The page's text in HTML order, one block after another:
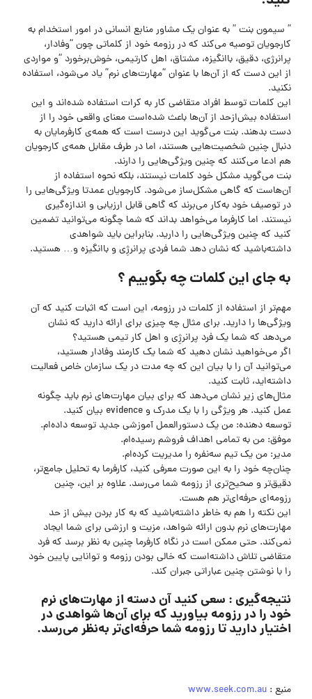
” سیمون بنت ” به عنوان یک مشاور منابع انسانی در امور استخدام به
کارجویان توصیه می‌کند که در رزومه خود از کلماتی چون “وفادار،
پرانرژی، دقیق، باانگیزه، مشتاق، اهل کارتیمی، خوش‌برخورد “و مواردی
از این دست که از آن‌ها با عنوان “مهارت‌های نرم” یاد می‌شود، استفاده
نکنید.
این کلمات توسط افراد متقاضی کار به کرات استفاده شده‌اند و این
استفاده بیش‌ازحد از آن‌ها باعث شده‌است معنای واقعی خود را از
دست بدهند. بنت می‌گوید این درست است که همه‌ی کارفرمایان به
دنبال چنین شخصیت‌هایی هستند، اما در طرف مقابل همه‌ی کارجویان
هم ادعا می‌کنند که چنین ویژگی‌هایی را دارند.
بنت می‌گوید مشکل خود کلمات نیستند، بلکه نحوه استفاده از
آن‌هاست که گاهی مشکل‌ساز می‌شود. کارجویان عمدتا ویژگی‌هایی را
در توصیف خود به‌کار می‌برند که گاهی قابل ارزیابی و اندازه‌گیری
نیستند. اما کارفرما می‌خواهد بداند که شما چگونه می‌توانید تضمین
کنید که چنین ویژگی‌هایی را دارید. بنابراین باید شواهدی
داشته‌باشید که نشان دهد شما فردی پرانرژِی و باانگیزه و… هستید.
به جای این کلمات چه بگوییم ؟
مهم‌تر از استفاده از کلمات در رزومه، این است که اثبات کنید که آن
ویژگی‌ها را دارید. برای مثال چه چیزی برای ارائه دارید که نشان
می‌دهد که شما یک فرد پرانرژِی و اهل کار تیمی هستید؟
اگر می‌خواهید نشان دهید که شما یک کارمند وفادار هستید،
می‌توانید آن را با بیان این که چه مدت در یک سازمان خاص فعالیت
داشته‌اید، ثابت کنید.
مثال‌های زیر نشان می‌دهد که برای بیان مهارت‌های نرم باید چگونه
عمل کنید. هر ویژگی را با یک مدرک و evidence بیان کنید.
توسعه دهنده: من یک دستورالعمل آموزشی جدید توسعه داده‌ام.
موفق: من به تمامی اهداف فروشم رسیده‌ام.
مدیر: من یک تیم سه‌نفره را مدیریت کرده‌ام.
چنان‌چه خود را به این صورت معرفی کنید، کارفرما به تحلیل جامع‌تر،
دقیق‌تر و صحیح‌تری از رزومه شما می‌رسد. علاوه بر این، چنین
رزومه‌ای حرفه‌ای‌تر هم هست.
این نکته را هم به خاطر داشته‌باشید که به کار بردن بیش از حد
مهارت‌های نرم بدون ارائه شواهد، مزیت و ارزشی برای شما ایجاد
نمی‌کند. حتی ممکن است در نگاه کارفرما چنین به نظر برسد که فرد
متقاضی تلاش داشته‌است که خالی بودن رزومه و توانایی پایین خود
را با نوشتن چنین عباراتی جبران کند.
نتیجه‌گیری : سعی کنید آن دسته از مهارت‌های نرم
خود را در رزومه بیاورید که برای آن‌ها شواهدی در
اختیار دارید تا رزومه شما حرفه‌ای‌تر به‌نظر می‌رسد.
منبع : www.seek.com.au